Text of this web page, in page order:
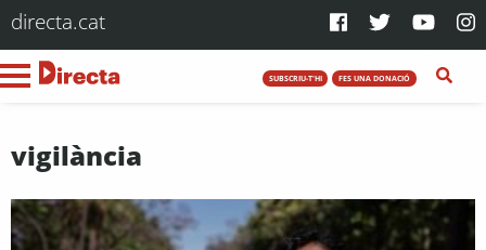
directa.cat
SUBSCRIU-T'HI FES UNA DONACIÓ
vigilància